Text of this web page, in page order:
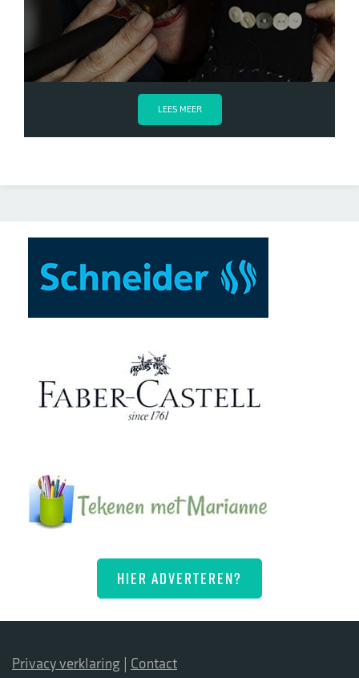
LEES MEER
HIER ADVERTEREN?
Privacy verklaring Contact